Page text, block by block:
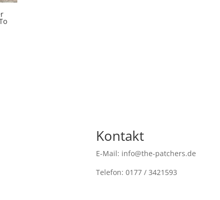
Kontakt
E-Mail: info@the-patchers.de
Telefon: 0177 / 3421593